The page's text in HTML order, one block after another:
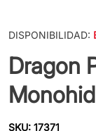
DISPONIBILIDAD:
Dragon
SKU:17371